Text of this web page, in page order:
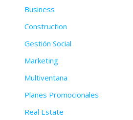
Business
Construction
Gestión Social
Marketing
Multiventana
Planes Promocionales
Real Estate